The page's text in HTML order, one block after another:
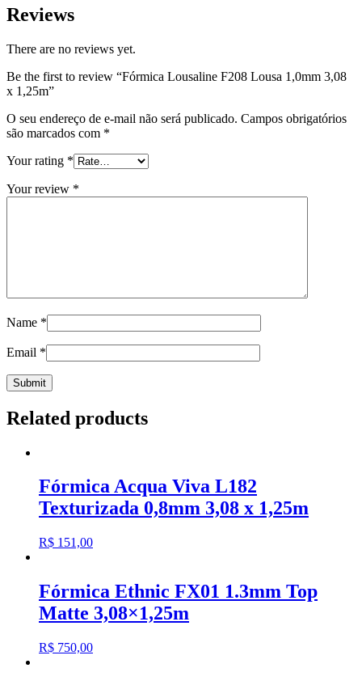
Reviews
There are no reviews yet.
Be the first to review “Fórmica Lousaline F208 Lousa 1,0mm 3,08
x 1,25m”
O seu endereço de e-mail não será publicado. Campos obrigatórios
são marcados com *
Your rating *
Your review *
Name *
Email *
Related products
Fórmica Acqua Viva L182
Texturizada 0,8mm 3,08 x 1,25m
R$ 151,00
Fórmica Ethnic FX01 1.3mm Top
Matte 3,08×1,25m
R$ 750,00